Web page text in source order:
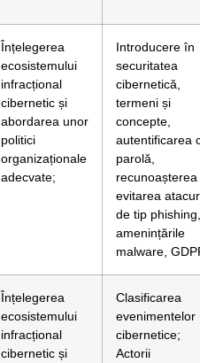
Înțelegerea
ecosistemului
infracțional
cibernetic și
abordarea unor
politici
organizaționale
adecvate;
Introducere în
securitatea
cibernetică,
termeni și
concepte,
autentificarea
parolă,
recunoașterea
evitarea
de tip phishing,
amenințările
malware,
Înțelegerea
ecosistemului
infracțional
cibernetic și
Clasificarea
evenimentelor
cibernetice;
Actorii